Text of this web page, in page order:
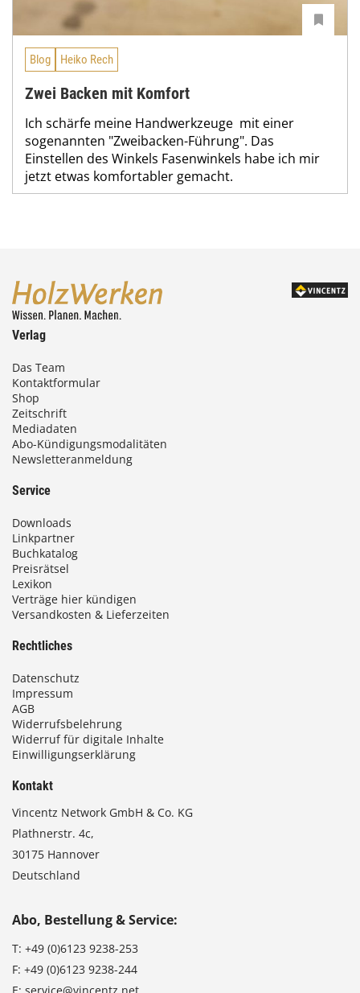
Blog Heiko Rech
Zwei Backen mit Komfort
Ich schärfe meine Handwerkzeuge mit einer
sogenannten "Zweibacken-Führung". Das
Einstellen des Winkels Fasenwinkels habe ich mir
jetzt etwas komfortabler gemacht.
Verlag
Das Team
Kontaktformular
Shop
Zeitschrift
Mediadaten
Abo-Kündigungsmodalitäten
Newsletteranmeldung
Service
Downloads
Linkpartner
Buchkatalog
Preisrätsel
Lexikon
Verträge hier kündigen
Versandkosten & Lieferzeiten
Rechtliches
Datenschutz
Impressum
AGB
Widerrufsbelehrung
Widerruf für digitale Inhalte
Einwilligungserklärung
Kontakt
Vincentz Network GmbH & Co. KG
Plathnerstr. 4c,
30175 Hannover
Deutschland
Abo, Bestellung & Service:
T: +49 (0)6123 9238-253
F: +49 (0)6123 9238-244